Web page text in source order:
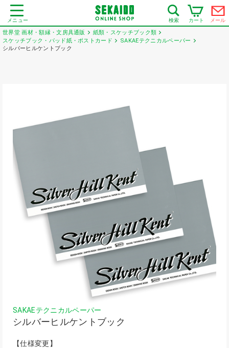
メニュー 検索 カート メール
世界堂 画材・額縁・文房具通販
紙類・スケッチブック類
スケッチブック・パッド紙・ポストカード
SAKAEテクニカルペーパー
シルバーヒルケントブック
SAKAEテクニカルペーパー
シルバーヒルケントブック
【仕様変更】